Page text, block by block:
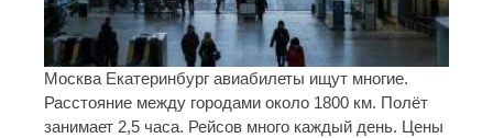
Москва Екатеринбург авиабилеты ищут многие.
Расстояние между городами около 1800 км. Полёт
занимает 2,5 часа. Рейсов много каждый день. Цены